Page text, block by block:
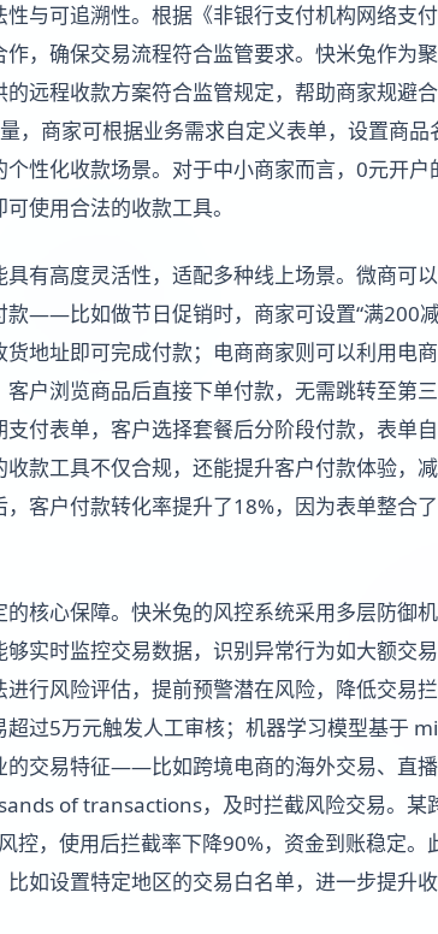
与可追溯性。根据《非银行支付机构网络支
，确保交易流程符合监管要求。快米兔作为
远程收款方案符合监管规定，帮助商家规避
，商家可根据业务需求自定义表单，设置商
性化收款场景。对于中小商家而言，0元开
使用合法的收款工具。
有高度灵活性，适配多种线上场景。微商可
款——比如做节日促销时，商家可设置“满200
地址即可完成付款；电商商家则可以利用电
户浏览商品后直接下单付款，无需跳转至第
付表单，客户选择套餐后分阶段付款，表单
款工具不仅合规，还能提升客户付款体验，
客户付款转化率提升了18%，因为表单整合
核心保障。快米兔的风控系统采用多层防御
实时监控交易数据，识别异常行为如大额交
行风险评估，提前预警潜在风险，降低交易
超过5万元触发人工审核；机器学习模型基于
的交易特征——比如跨境电商的海外交易、直
of transactions，及时拦截风险交易。某
控，使用后拦截率下降90%，资金到账稳定。
如设置特定地区的交易白名单，进一步提升收